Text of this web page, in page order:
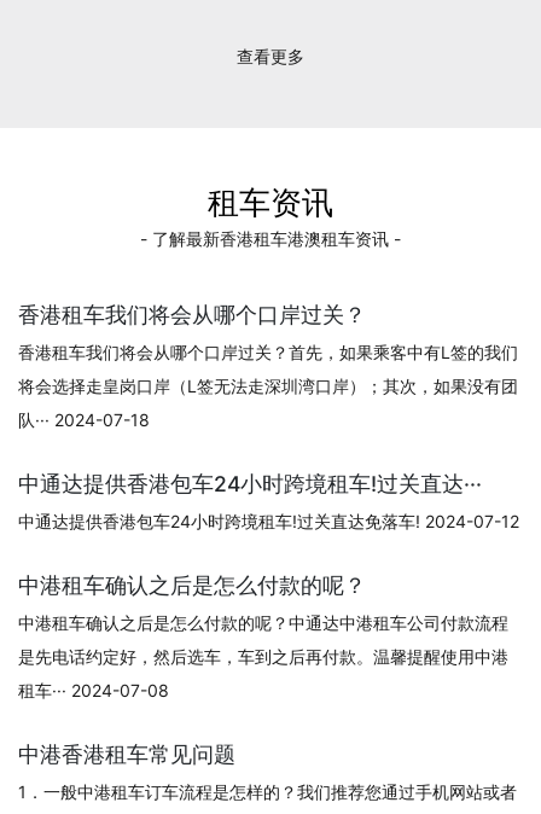
查看更多
租车资讯
- 了解最新香港租车港澳租车资讯 -
香港租车我们将会从哪个口岸过关？
香港租车我们将会从哪个口岸过关？首先，如果乘客中有L签的我们
将会选择走皇岗口岸（L签无法走深圳湾口岸）；其次，如果没有团
队··· 2024-07-18
中通达提供香港包车24小时跨境租车!过关直达···
中通达提供香港包车24小时跨境租车!过关直达免落车! 2024-07-12
中港租车确认之后是怎么付款的呢？
中港租车确认之后是怎么付款的呢？中通达中港租车公司付款流程
是先电话约定好，然后选车，车到之后再付款。温馨提醒使用中港
租车··· 2024-07-08
中港香港租车常见问题
1．一般中港租车订车流程是怎样的？我们推荐您通过手机网站或者